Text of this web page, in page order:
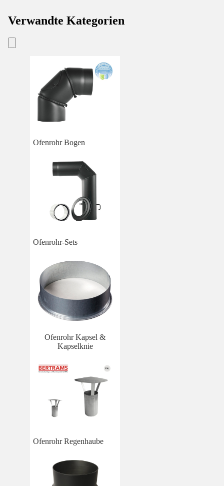
Verwandte Kategorien
Ofenrohr Bogen
Ofenrohr-Sets
Ofenrohr Kapsel &
Kapselknie
Ofenrohr Regenhaube